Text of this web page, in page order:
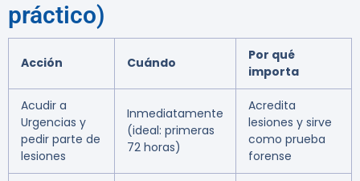
práctico)
Acción Cuándo
Por qué
importa
Acudir a
Urgencias y
pedir parte de
lesiones
Inmediatamente
(ideal: primeras
72 horas)
Acredita
lesiones y sirve
como prueba
forense